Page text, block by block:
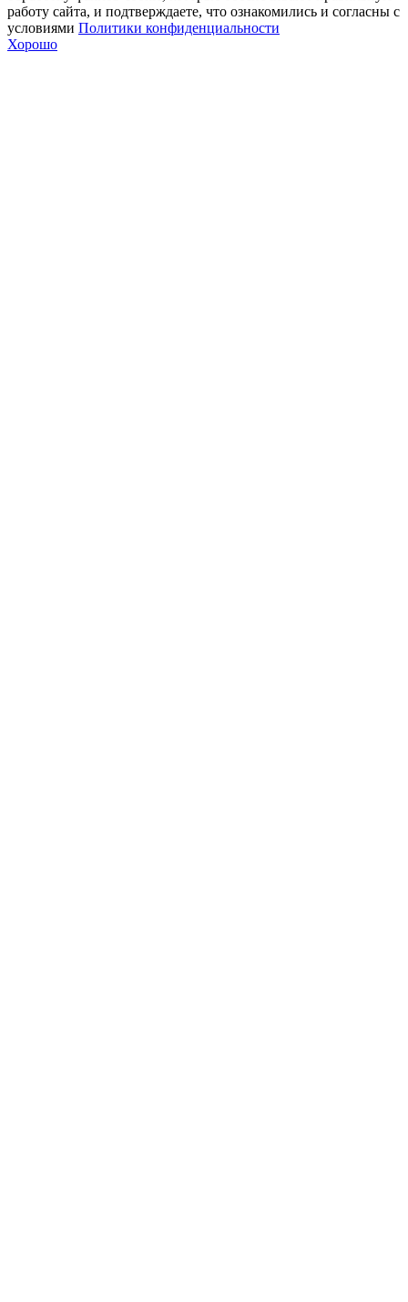
работу сайта, и подтверждаете, что ознакомились и согласны с
условиями Политики конфиденциальности
Хорошо